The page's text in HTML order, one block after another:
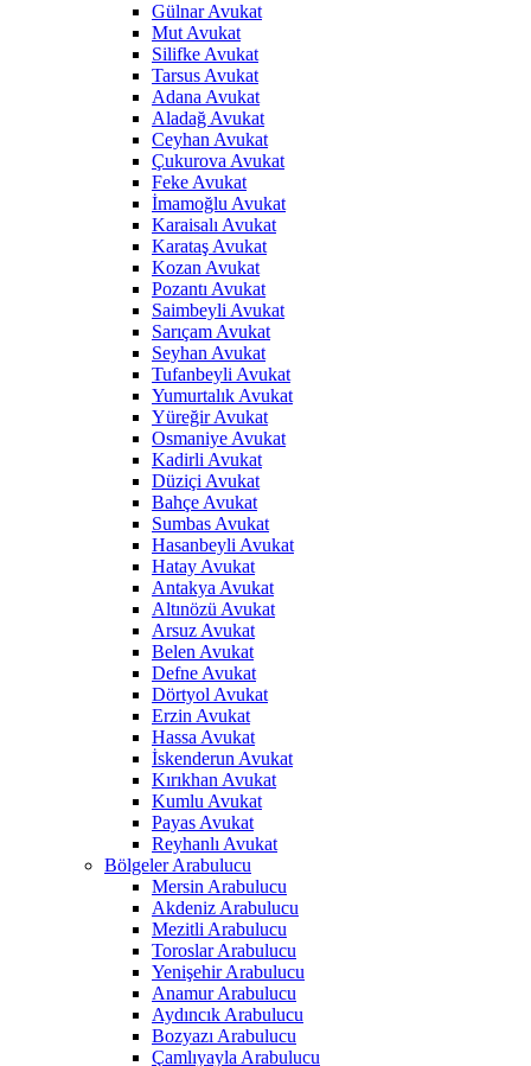
Gülnar Avukat
Mut Avukat
Silifke Avukat
Tarsus Avukat
Adana Avukat
Aladağ Avukat
Ceyhan Avukat
Çukurova Avukat
Feke Avukat
İmamoğlu Avukat
Karaisalı Avukat
Karataş Avukat
Kozan Avukat
Pozantı Avukat
Saimbeyli Avukat
Sarıçam Avukat
Seyhan Avukat
Tufanbeyli Avukat
Yumurtalık Avukat
Yüreğir Avukat
Osmaniye Avukat
Kadirli Avukat
Düziçi Avukat
Bahçe Avukat
Sumbas Avukat
Hasanbeyli Avukat
Hatay Avukat
Antakya Avukat
Altınözü Avukat
Arsuz Avukat
Belen Avukat
Defne Avukat
Dörtyol Avukat
Erzin Avukat
Hassa Avukat
İskenderun Avukat
Kırıkhan Avukat
Kumlu Avukat
Payas Avukat
Reyhanlı Avukat
Bölgeler Arabulucu
Mersin Arabulucu
Akdeniz Arabulucu
Mezitli Arabulucu
Toroslar Arabulucu
Yenişehir Arabulucu
Anamur Arabulucu
Aydıncık Arabulucu
Bozyazı Arabulucu
Çamlıyayla Arabulucu